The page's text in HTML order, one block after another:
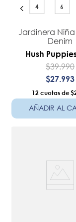
4 6
Jardinera
Denim
Hush
$39.990
$27.993
12
AÑADIR AL